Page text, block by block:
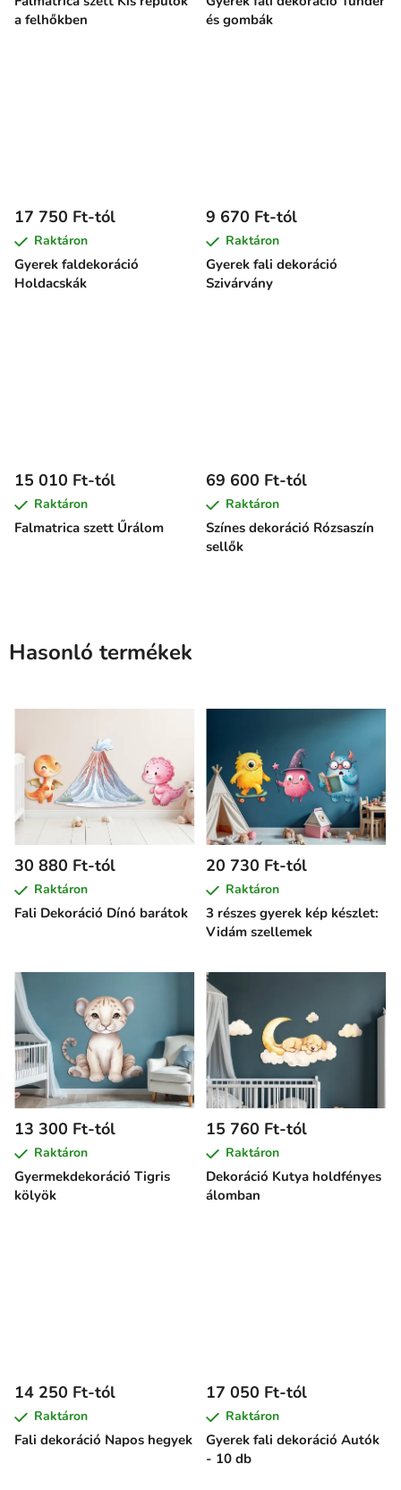
a felhőkben
és gombák
Gyerek faldekoráció
Holdacskák
17 750 Ft-tól
Raktáron
Gyerek fali dekoráció
Szivárvány
9 670 Ft-tól
Raktáron
Falmatrica szett Űrálom
15 010 Ft-tól
Raktáron
Színes dekoráció Rózsaszín
sellők
69 600 Ft-tól
Raktáron
Hasonló termékek
Fali Dekoráció Dínó barátok
30 880 Ft-tól
Raktáron
3 részes gyerek kép készlet:
Vidám szellemek
20 730 Ft-tól
Raktáron
Gyermekdekoráció Tigris
kölyök
13 300 Ft-tól
Raktáron
Dekoráció Kutya holdfényes
álomban
15 760 Ft-tól
Raktáron
Fali dekoráció Napos hegyek
14 250 Ft-tól
Raktáron
Gyerek fali dekoráció Autók
- 10 db
17 050 Ft-tól
Raktáron